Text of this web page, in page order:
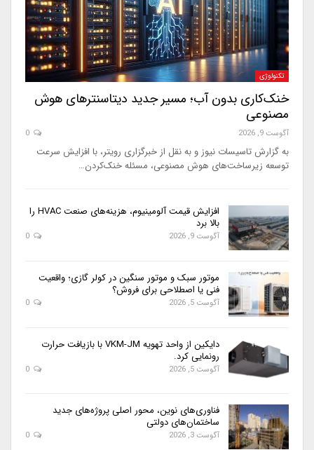
تکنولوژی
خنک‌کاری بدون آب؛ مسیر جدید دیتاسنترهای هوش
مصنوعی
آگوست 9, 2026
به گزارش تاسیسات نیوز و به نقل از خبرگزاری رویتر، با افزایش سرعت
توسعه زیرساخت‌های هوش مصنوعی، مسئله خنک‌کردن…
افزایش قیمت آلومینیوم، هزینه‌های صنعت HVAC را
بالا برد
آگوست 9, 2026
موتور سبک و موتور سنگین در کولر گازی؛ واقعیت
فنی یا اصطلاحی برای فروش؟
آگوست 5, 2026
دایکین از واحد تهویه VKM-JM با بازیافت حرارت
رونمایی کرد.
آگوست 5, 2026
فناوری‌های نوین، محور اصلی پروژه‌های جدید
ساختمان‌های دولتی
آگوست 3, 2026